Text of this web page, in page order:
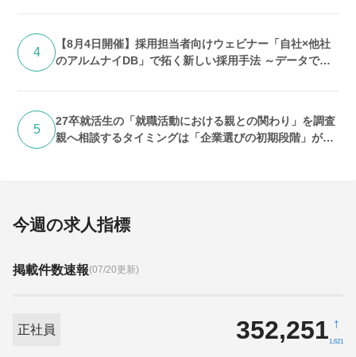
4
【8月4日開催】採用担当者向けウェビナー「自社×他社
のアルムナイDB」で拓く新しい採用手法 ～データで紐
5
27卒就活生の「就職活動における親との関わり」を調査
親へ相談するタイミングは「企業選びの初期段階」が最
今週の求人指標
掲載件数速報(07/20更新)
正社員 352,251 ↑
1,621